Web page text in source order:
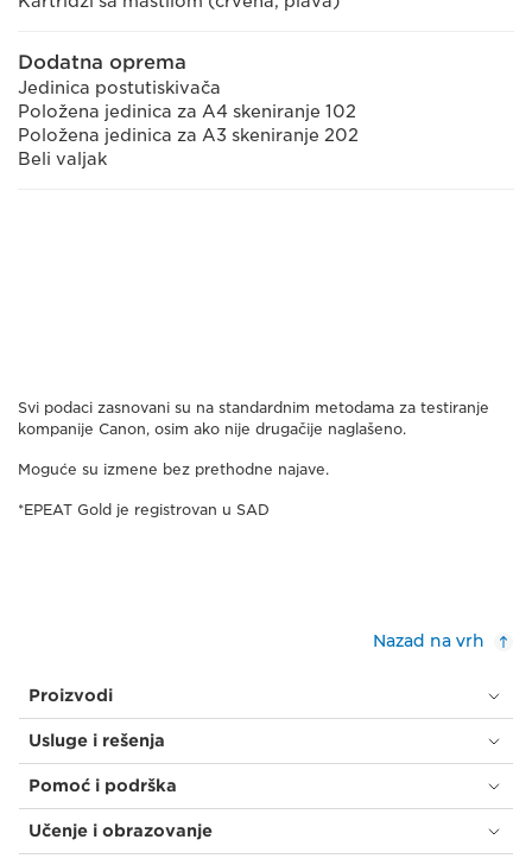
Dodatna oprema
Jedinica postutiskivača
Položena jedinica za A4 skeniranje 102
Položena jedinica za A3 skeniranje 202
Beli valjak
Svi podaci zasnovani su na standardnim metodama za testiranje
kompanije Canon, osim ako nije drugačije naglašeno.
Moguće su izmene bez prethodne najave.
*EPEAT Gold je registrovan u SAD
Nazad na vrh
Proizvodi
Usluge i rešenja
Pomoć i podrška
Učenje i obrazovanje